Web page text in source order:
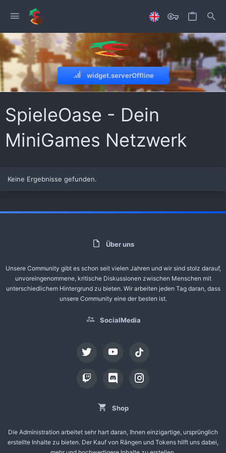
widget.serverOffline
SpieleOase - Dein
MiniGames Netzwerk
Keine Ergebnisse gefunden.
Über uns
Unsere Community gibt es schon seit vielen Jahren und wir sind stolz darauf,
unvoreingenommene, kritische Diskussionen zwischen Menschen mit
unterschiedlichem Hintergrund zu bieten. Wir arbeiten jeden Tag daran, dass
unsere Community eine der besten ist.
SocialMedia
tiktok
Shop
Die Administration arbeitet sehr hart daran, Ihnen einzigartige, ursprünglich
erstellte Inhalte zu bieten. Der Kauf von Rängen und Tokens hilft uns dabei,